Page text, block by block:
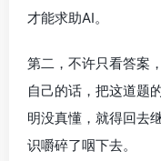
才能求助AI。
第二，不许只看答案
自己的话，把这道题
明没真懂，就得回去
识嚼碎了咽下去。